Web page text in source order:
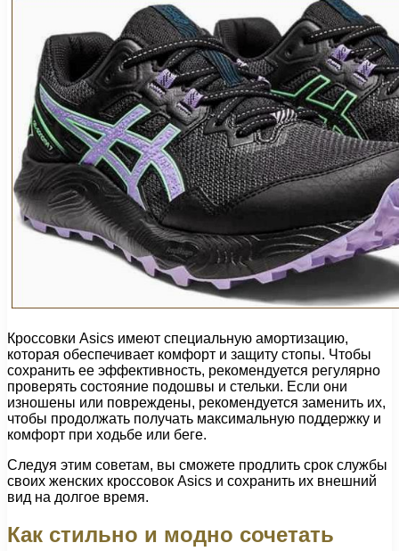
Кроссовки Asics имеют специальную амортизацию,
которая обеспечивает комфорт и защиту стопы. Чтобы
сохранить ее эффективность, рекомендуется регулярно
проверять состояние подошвы и стельки. Если они
изношены или повреждены, рекомендуется заменить их,
чтобы продолжать получать максимальную поддержку и
комфорт при ходьбе или беге.
Следуя этим советам, вы сможете продлить срок службы
своих женских кроссовок Asics и сохранить их внешний
вид на долгое время.
Как стильно и модно сочетать